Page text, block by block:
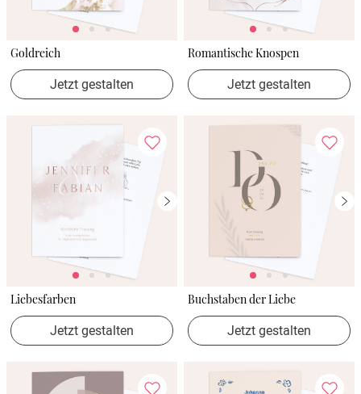
Goldreich
Jetzt gestalten
Romantische Knospen
Jetzt gestalten
Liebesfarben
Jetzt gestalten
Buchstaben der Liebe
Jetzt gestalten